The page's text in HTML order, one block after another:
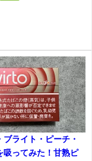
ブライト・ピーチ・
吸ってみた！甘熟ピ